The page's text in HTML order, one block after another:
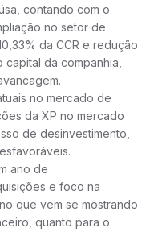
contando com o
no setor de
da CCR e redução
da companhia,
no mercado de
da XP no mercado
de desinvestimento,
ano de
e foco na
que vem se mostrando
quanto para o